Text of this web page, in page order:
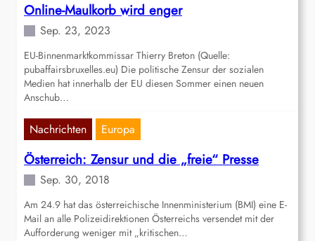
Online-Maulkorb wird enger
Sep. 23, 2023
EU-Binnenmarktkommissar Thierry Breton (Quelle:
pubaffairsbruxelles.eu) Die politische Zensur der sozialen
Medien hat innerhalb der EU diesen Sommer einen neuen
Anschub…
Nachrichten Europa
Österreich: Zensur und die „freie“ Presse
Sep. 30, 2018
Am 24.9 hat das österreichische Innenministerium (BMI) eine E-
Mail an alle Polizeidirektionen Österreichs versendet mit der
Aufforderung weniger mit „kritischen…